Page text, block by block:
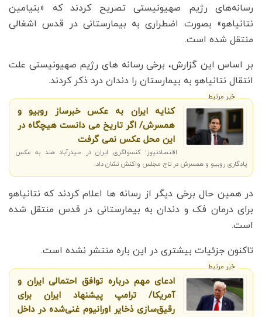
رسانه‌های رژیم صهیونیستی تصریح کردند که «بنیامین
نتانیاهو» بصورت اضطراری به بیمارستانی در قدس اشغالی
منتقل شده است.
بر اساس این گزارش، برخی رسانه های رژیم صهیونیستی علت
انتقال نتانیاهو به بیمارستان را دندان درد ذکر کردند.
خبر مرتبط
کنایه ایران به عکس خبرساز روبیو و
همسرش/ اگر تاریخ می دانست هیچگاه در
این محل عکس نمی گرفت
اقتصادنیوز: کنسولگری ایران در حیدرآباد هند به عکس
یادگاری روبیو و همسرش در تاج مجلس واکنش نشان داد.
در همین حال برخی دیگر از رسانه ها اعلام کردند که نتانیاهو
برای درمان فک و دندان به بیمارستانی در قدس منتقل شده
است.
تاکنون جزئیات بیشتری در این باره منتشر نشده است.
خبر مرتبط
ادعای مهم درباره توافق احتمالی ایران و
آمریکا/ ترامپ پیشنهاد ایران برای
رقیق‌سازی ذخایر اورانیوم غنی‌شده در داخل